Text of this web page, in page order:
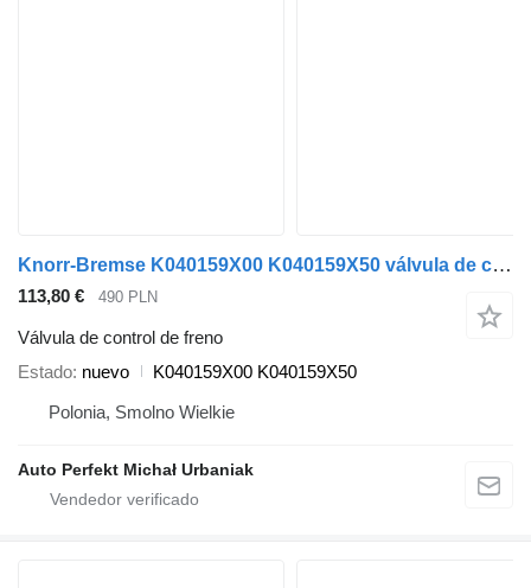
Knorr-Bremse K040159X00 K040159X50 válvula de control de freno para Volvo FH12 FH13 cabeza tractora
113,80 € 490 PLN
Válvula de control de freno
Estado nuevo
K040159X00 K040159X50
Polonia, Smolno Wielkie
Auto Perfekt Michał Urbaniak